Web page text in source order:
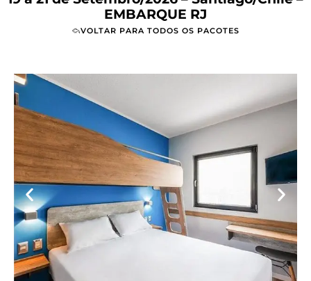
EMBARQUE RJ
VOLTAR PARA TODOS OS PACOTES